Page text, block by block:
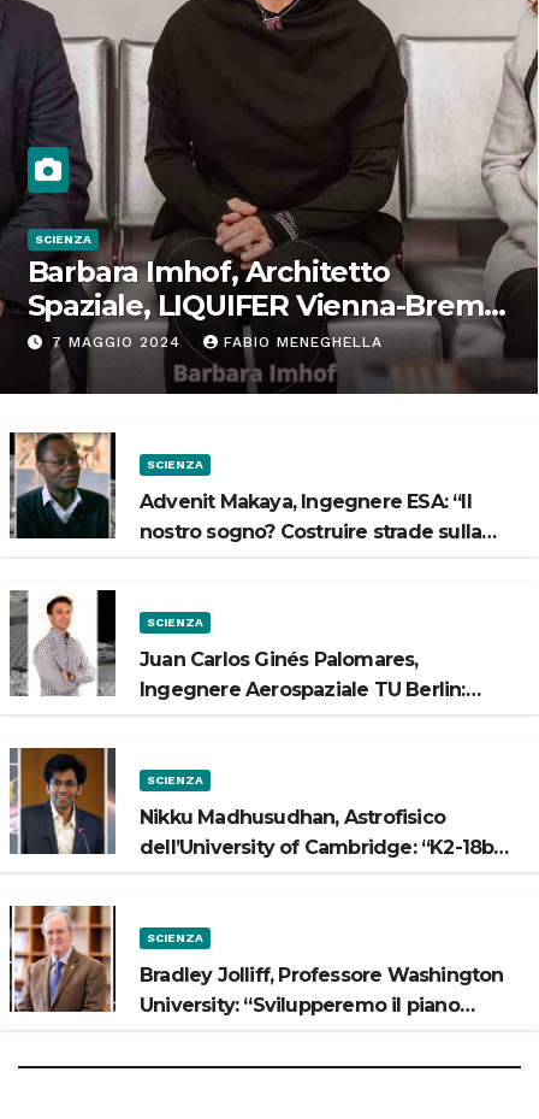
SCIENZA
Barbara Imhof, Architetto
Spaziale, LIQUIFER Vienna-Brema:
“Progettiamo habitat per lo
Spazio”
7 MAGGIO 2024 FABIO MENEGHELLA
SCIENZA
Advenit Makaya, Ingegnere ESA: “Il
nostro sogno? Costruire strade sulla
SCIENZA
Juan Carlos Ginés Palomares,
Ingegnere Aerospaziale TU Berlin:
SCIENZA
Nikku Madhusudhan, Astrofisico
dell’University of Cambridge: “K2-18b
SCIENZA
Bradley Jolliff, Professore Washington
University: “Svilupperemo il piano